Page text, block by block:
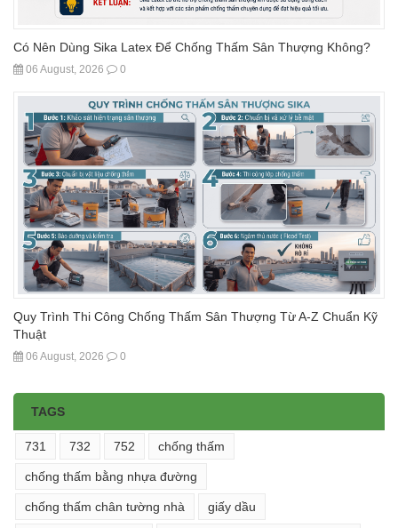
Có Nên Dùng Sika Latex Để Chống Thấm Sân Thượng Không?
06 August, 2026 0
Quy Trình Thi Công Chống Thấm Sân Thượng Từ A-Z Chuẩn Kỹ
Thuật
06 August, 2026 0
TAGS
731 732 752 chống thấm
chống thấm bằng nhựa đường
chống thấm chân tường nhà giấy dầu